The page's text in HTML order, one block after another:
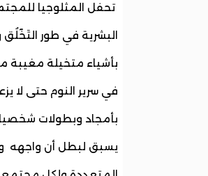
تحفل المثلوجيا
البشرية في طور
بأشياء متخيلة مغيبة
في سرير النوم حتى لا
بأمجاد وبطولات
يسبق لبطل أن واجهه